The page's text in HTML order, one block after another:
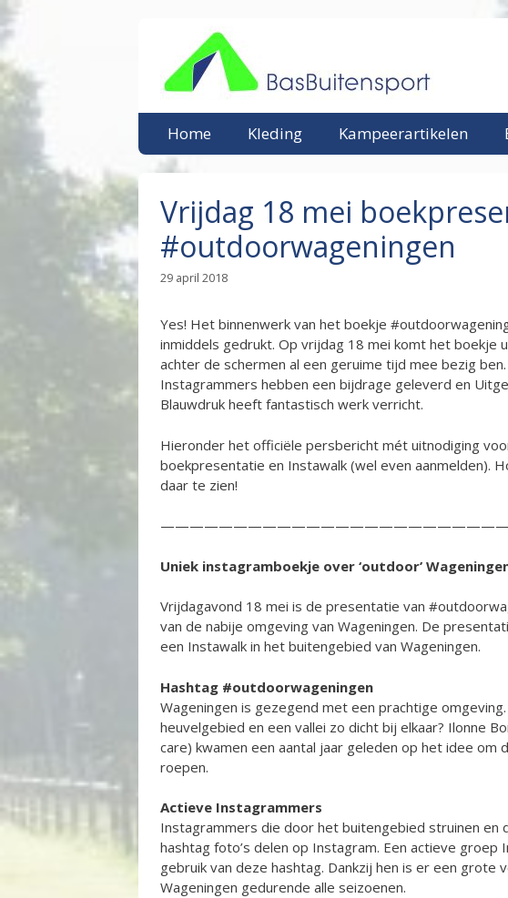
Ga
naar
de
inhoud
Home Kleding Kampeerartikelen
Vrijdag 18 mei
#outdoorwageningen
29 april 2018
Yes! Het binnenwerk van het boekje
inmiddels gedrukt. Op vrijdag 18 mei komt het boekje
achter de schermen al een geruime tijd mee bezig ben.
Instagrammers hebben een bijdrage geleverd en
Blauwdruk heeft fantastisch werk verricht.
Hieronder het officiële persbericht mét uitnodiging
boekpresentatie en Instawalk (wel even aanmelden).
daar te zien!
Uniek instagramboekje over ‘outdoor’
Vrijdagavond 18 mei is de presentatie van
van de nabije omgeving van Wageningen. De
een Instawalk in het buitengebied van Wageningen.
Hashtag #outdoorwageningen
Wageningen is gezegend met een prachtige
heuvelgebied en een vallei zo dicht bij elkaar? Ilonne
care) kwamen een aantal jaar geleden op het idee
roepen.
Actieve Instagrammers
Instagrammers die door het buitengebied struinen en
hashtag foto’s delen op Instagram. Een actieve
gebruik van deze hashtag. Dankzij hen is er een grote
Wageningen gedurende alle seizoenen.